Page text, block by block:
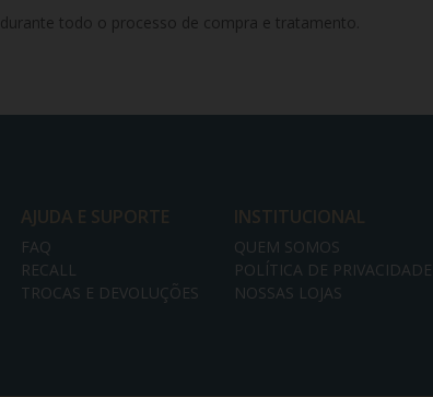
durante todo o processo de compra e tratamento.
AJUDA E SUPORTE
FAQ
RECALL
TROCAS E DEVOLUÇÕES
INSTITUCIONAL
QUEM SOMOS
POLÍTICA DE PRIVACIDADE
NOSSAS LOJAS